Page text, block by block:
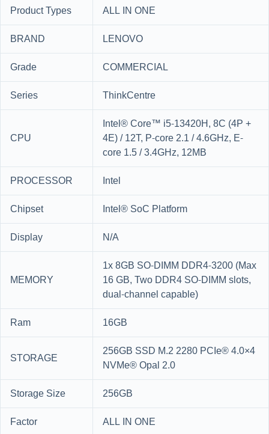
Product Types
ALL IN ONE
BRAND
LENOVO
Grade
COMMERCIAL
Series
ThinkCentre
CPU
Intel® Core™ i5-13420H, 8C (4P +
4E) / 12T, P-core 2.1 / 4.6GHz, E-
core 1.5 / 3.4GHz, 12MB
PROCESSOR
Intel
Chipset
Intel® SoC Platform
Display
N/A
MEMORY
1x 8GB SO-DIMM DDR4-3200 (Max
16 GB, Two DDR4 SO-DIMM slots,
dual-channel capable)
Ram
16GB
STORAGE
256GB SSD M.2 2280 PCIe® 4.0×4
NVMe® Opal 2.0
Storage Size
256GB
Factor
ALL IN ONE